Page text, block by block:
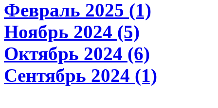
Февраль 2025 (1)
Ноябрь 2024 (5)
Октябрь 2024 (6)
Сентябрь 2024 (1)